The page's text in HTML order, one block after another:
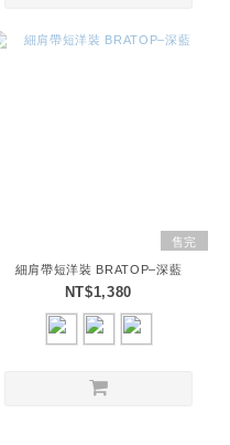
售完
細肩帶短洋裝 BRATOP–深藍
NT$1,380